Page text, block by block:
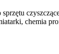
chemia